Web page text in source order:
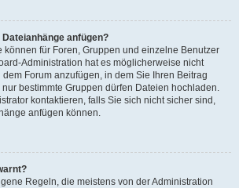
anfügen?
können für Foren, Gruppen und einzelne Benutzer
Administration hat es möglicherweise nicht
Forum anzufügen, in dem Sie Ihren Beitrag
bestimmte Gruppen dürfen Dateien hochladen.
kontaktieren, falls Sie sich nicht sicher sind,
anfügen können.
Regeln, die meistens von der Administration